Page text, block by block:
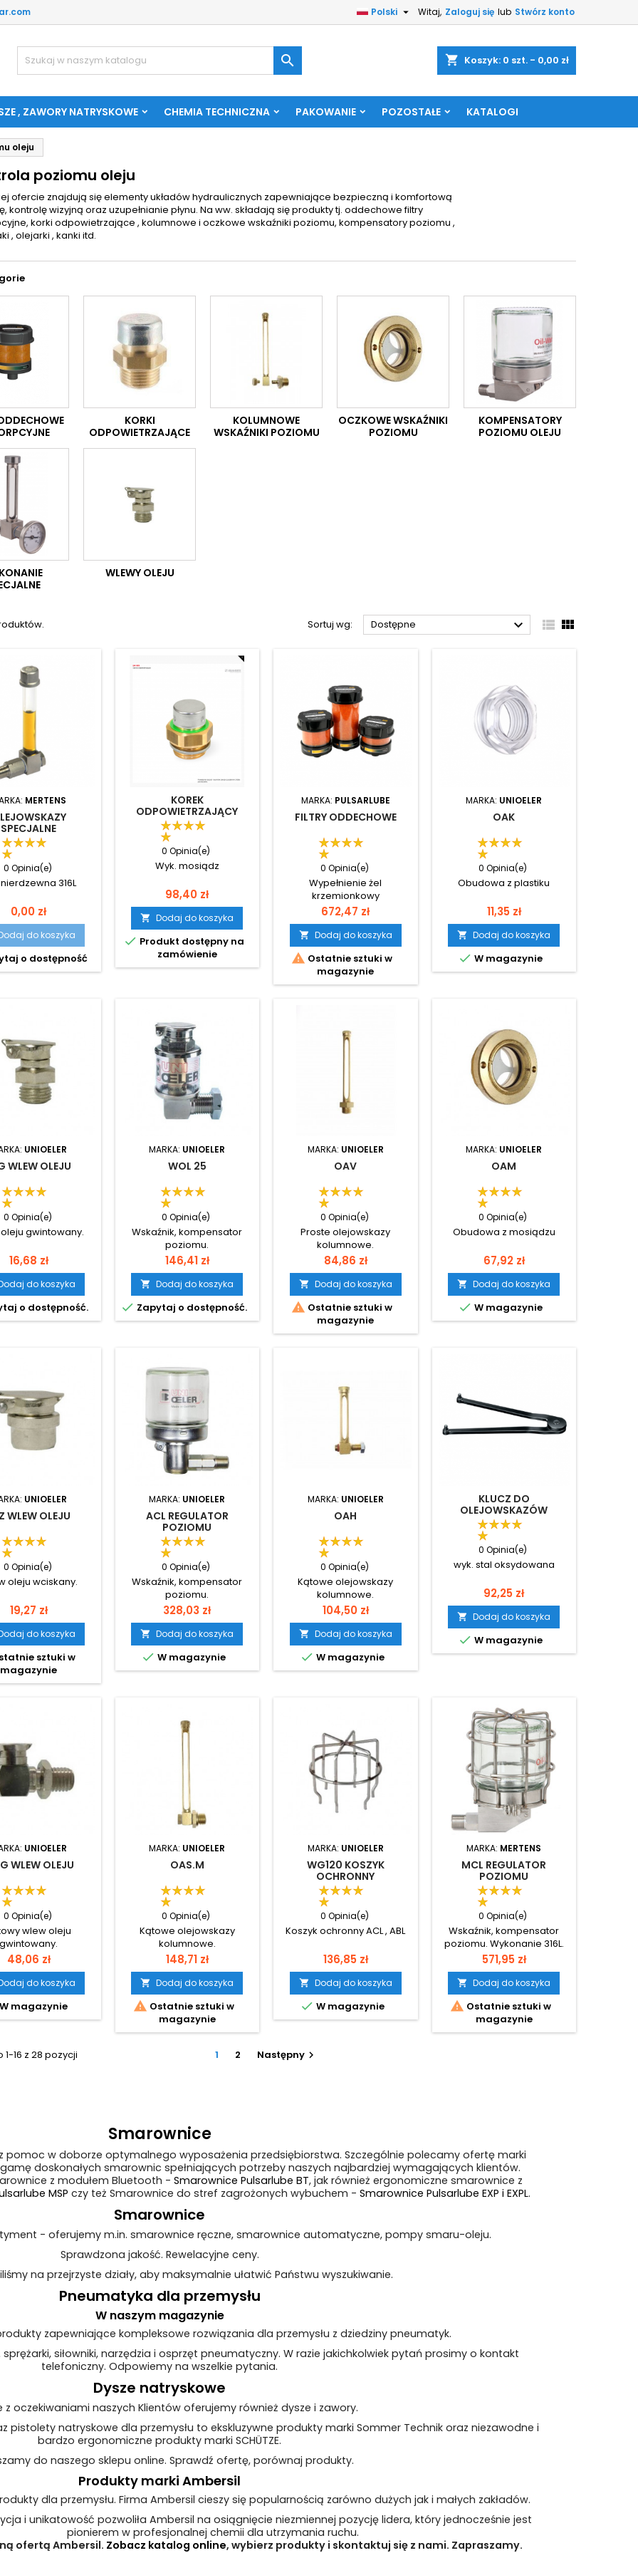
Witaj, Zaloguj się lub Stwórz konto
Polski 
shopping_cart Koszyk: 0 szt. - 0,00 zł

, ZAWORY NATRYSKOWE CHEMIA TECHNICZNA PAKOWANIE POZOSTAŁE KATALOGI
oleju
poziomu oleju
ofercie znajdują się elementy układów hydraulicznych zapewniające bezpieczną i komfortową
kontrolę wizyjną oraz uzupełnianie płynu. Na ww. składają się produkty tj. oddechowe filtry
korki odpowietrzające , kolumnowe i oczkowe wskaźniki poziomu, kompensatory poziomu ,
, olejarki , kanki itd.
KORKI
ODPOWIETRZAJĄCE
KOLUMNOWE
WSKAŹNIKI POZIOMU
OCZKOWE WSKAŹNIKI
POZIOMU
KOMPENSATORY
POZIOMU OLEJU
WLEWY OLEJU
Sortuj wg: Dostępne   
MERTENS
SPECJALNE
0 Opinia(e)
316L
Cena
0,00 zł
do koszyka
o dostępność
KOREK
ODPOWIETRZAJĄCY
0 Opinia(e)
Wyk. mosiądz
Cena
98,40 zł
 Dodaj do koszyka
 Produkt dostępny na
zamówienie
MARKA: PULSARLUBE
FILTRY ODDECHOWE
0 Opinia(e)
Wypełnienie żel
krzemionkowy
Cena
672,47 zł
 Dodaj do koszyka
 Ostatnie sztuki w
magazynie
MARKA: UNIOELER
OAK
0 Opinia(e)
Obudowa z plastiku
Cena
11,35 zł
 Dodaj do koszyka
 W magazynie
UNIOELER
WLEW OLEJU
0 Opinia(e)
gwintowany.
Cena
16,68 zł
do koszyka
o dostępność.
MARKA: UNIOELER
WOL 25
0 Opinia(e)
Wskaźnik, kompensator
poziomu.
Cena
146,41 zł
 Dodaj do koszyka
 Zapytaj o dostępność.
MARKA: UNIOELER
OAV
0 Opinia(e)
Proste olejowskazy
kolumnowe.
Cena
84,86 zł
 Dodaj do koszyka
 Ostatnie sztuki w
magazynie
MARKA: UNIOELER
OAM
0 Opinia(e)
Obudowa z mosiądzu
Cena
67,92 zł
 Dodaj do koszyka
 W magazynie
UNIOELER
WLEW OLEJU
0 Opinia(e)
oleju wciskany.
Cena
19,27 zł
do koszyka
sztuki w
magazynie
MARKA: UNIOELER
ACL REGULATOR
POZIOMU
0 Opinia(e)
Wskaźnik, kompensator
poziomu.
Cena
328,03 zł
 Dodaj do koszyka
 W magazynie
MARKA: UNIOELER
OAH
0 Opinia(e)
Kątowe olejowskazy
kolumnowe.
Cena
104,50 zł
 Dodaj do koszyka
 W magazynie
KLUCZ DO
OLEJOWSKAZÓW
OCZKOWYCH
0 Opinia(e)
wyk. stal oksydowana
Cena
92,25 zł
 Dodaj do koszyka
 W magazynie
UNIOELER
WLEW OLEJU
0 Opinia(e)
wlew oleju
gwintowany.
Cena
48,06 zł
do koszyka
W magazynie
MARKA: UNIOELER
OAS.M
0 Opinia(e)
Kątowe olejowskazy
kolumnowe.
Cena
148,71 zł
 Dodaj do koszyka
 Ostatnie sztuki w
magazynie
MARKA: UNIOELER
WG120 KOSZYK
OCHRONNY
0 Opinia(e)
Koszyk ochronny ACL , ABL
Cena
136,85 zł
 Dodaj do koszyka
 W magazynie
MARKA: MERTENS
MCL REGULATOR
POZIOMU
0 Opinia(e)
Wskaźnik, kompensator
poziomu. Wykonanie 316L.
Komplet z koszykiem
ochronnym.
Cena
571,95 zł
 Dodaj do koszyka
 Ostatnie sztuki w
magazynie
16 z 28 pozycji 1 2 Następny 
Smarownice
pomoc w doborze optymalnego wyposażenia przedsiębiorstwa. Szczególnie polecamy ofertę marki
doskonałych smarownic spełniających potrzeby naszych najbardziej wymagających klientów.
z modułem Bluetooth - Smarownice Pulsarlube BT, jak również ergonomiczne smarownice z
MSP czy też Smarownice do stref zagrożonych wybuchem - Smarownice Pulsarlube EXP i EXPL.
Smarownice
- oferujemy m.in. smarownice ręczne, smarownice automatyczne, pompy smaru-oleju.
Sprawdzona jakość. Rewelacyjne ceny.
na przejrzyste działy, aby maksymalnie ułatwić Państwu wyszukiwanie.
Pneumatyka dla przemysłu
W naszym magazynie
zapewniające kompleksowe rozwiązania dla przemysłu z dziedziny pneumatyk.
siłowniki, narzędzia i osprzęt pneumatyczny. W razie jakichkolwiek pytań prosimy o kontakt
telefoniczny. Odpowiemy na wszelkie pytania.
Dysze natryskowe
z oczekiwaniami naszych Klientów oferujemy również dysze i zawory.
pistolety natryskowe dla przemysłu to ekskluzywne produkty marki Sommer Technik oraz niezawodne i
bardzo ergonomiczne produkty marki SCHÜTZE.
do naszego sklepu online. Sprawdź ofertę, porównaj produkty.
Produkty marki Ambersil
dla przemysłu. Firma Ambersil cieszy się popularnością zarówno dużych jak i małych zakładów.
i unikatowość pozwoliła Ambersil na osiągnięcie niezmiennej pozycję lidera, który jednocześnie jest
pionierem w profesjonalnej chemii dla utrzymania ruchu.
ofertą Ambersil. Zobacz katalog online, wybierz produkty i skontaktuj się z nami. Zapraszamy.